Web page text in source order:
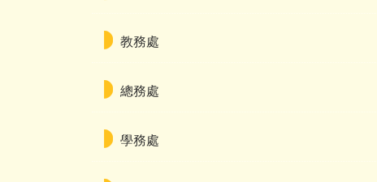
教務處
總務處
學務處